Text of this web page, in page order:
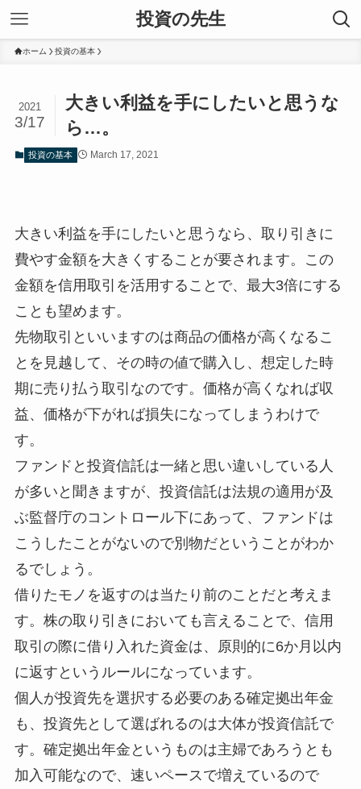
投資の先生
ホーム 投資の基本
大きい利益を手にしたいと思うな
ら…。
2021
3/17
投資の基本 March 17, 2021
大きい利益を手にしたいと思うなら、取り引きに
費やす金額を大きくすることが要されます。この
金額を信用取引を活用することで、最大3倍にする
ことも望めます。
先物取引といいますのは商品の価格が高くなるこ
とを見越して、その時の値で購入し、想定した時
期に売り払う取引なのです。価格が高くなれば収
益、価格が下がれば損失になってしまうわけで
す。
ファンドと投資信託は一緒と思い違いしている人
が多いと聞きますが、投資信託は法規の適用が及
ぶ監督庁のコントロール下にあって、ファンドは
こうしたことがないので別物だということがわか
るでしょう。
借りたモノを返すのは当たり前のことだと考えま
す。株の取り引きにおいても言えることで、信用
取引の際に借り入れた資金は、原則的に6か月以内
に返すというルールになっています。
個人が投資先を選択する必要のある確定拠出年金
も、投資先として選ばれるのは大体が投資信託で
す。確定拠出年金というものは主婦であろうとも
加入可能なので、速いペースで増えているので